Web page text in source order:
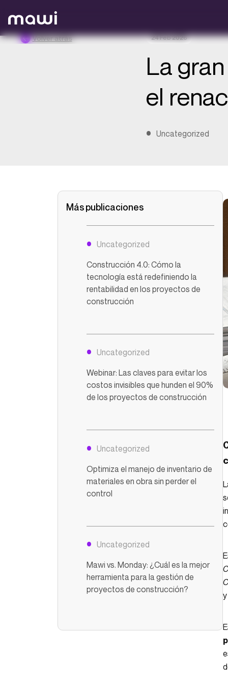
Volver atrás 24 Feb 2026
La
el
Uncategorized
Más publicaciones
Uncategorized
Construcción 4.0: Cómo la
tecnología está redefiniendo la
rentabilidad en los proyectos de
construcción
Uncategorized
Webinar: Las claves para evitar los
costos invisibles que hunden el 90%
de los proyectos de construcción
Uncategorized
Optimiza el manejo de inventario de
materiales en obra sin perder el
control
Uncategorized
Mawi vs. Monday: ¿Cuál es la mejor
herramienta para la gestión de
proyectos de construcción?